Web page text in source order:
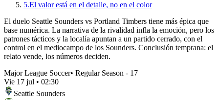
5.El valor está en el detalle, no en el color
El duelo Seattle Sounders vs Portland Timbers tiene más épica que
base numérica. La narrativa de la rivalidad infla la emoción, pero los
patrones tácticos y la localía apuntan a un partido cerrado, con el
control en el mediocampo de los Sounders. Conclusión temprana: el
relato vende, los números deciden.
Major League Soccer• Regular Season - 17
Vie 17 jul • 02:30
Seattle Sounders